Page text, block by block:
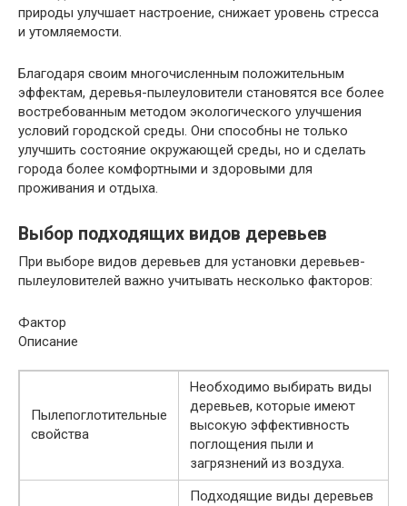
природы улучшает настроение, снижает уровень стресса
и утомляемости.
Благодаря своим многочисленным положительным
эффектам, деревья-пылеуловители становятся все более
востребованным методом экологического улучшения
условий городской среды. Они способны не только
улучшить состояние окружающей среды, но и сделать
города более комфортными и здоровыми для
проживания и отдыха.
Выбор подходящих видов деревьев
При выборе видов деревьев для установки деревьев-
пылеуловителей важно учитывать несколько факторов:
Фактор
Описание
Пылепоглотительные
свойства
Необходимо выбирать виды
деревьев, которые имеют
высокую эффективность
поглощения пыли и
загрязнений из воздуха.
Подходящие виды деревьев